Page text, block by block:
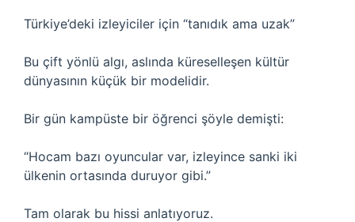
Türkiye’deki izleyiciler için “tanıdık ama uzak”
Bu çift yönlü algı, aslında küreselleşen kültür
dünyasının küçük bir modelidir.
Bir gün kampüste bir öğrenci şöyle demişti:
“Hocam bazı oyuncular var, izleyince sanki iki
ülkenin ortasında duruyor gibi.”
Tam olarak bu hissi anlatıyoruz.